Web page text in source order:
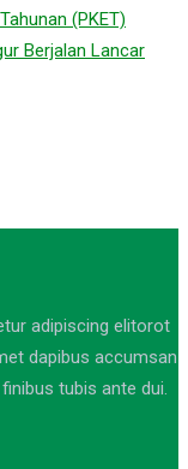
(PKET)
Berjalan Lancar
adipiscing elitorot
dapibus accumsan
tubis ante dui.